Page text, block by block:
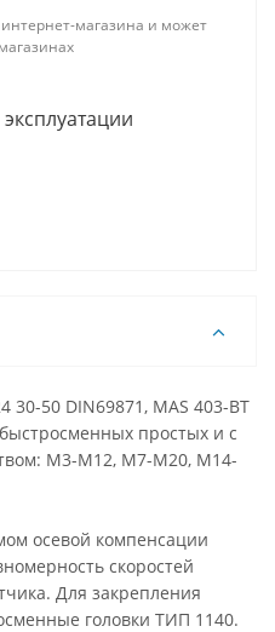
магазина и может
50 DIN69871, MAS 403-BT
простых и с
M3-M12, M7-M20, M14-
осевой компенсации
скоростей
Для закрепления
головки ТИП 1140.